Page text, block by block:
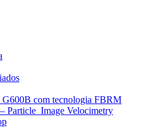
G600B com tecnologia FBRM
Particle Image Velocimetry